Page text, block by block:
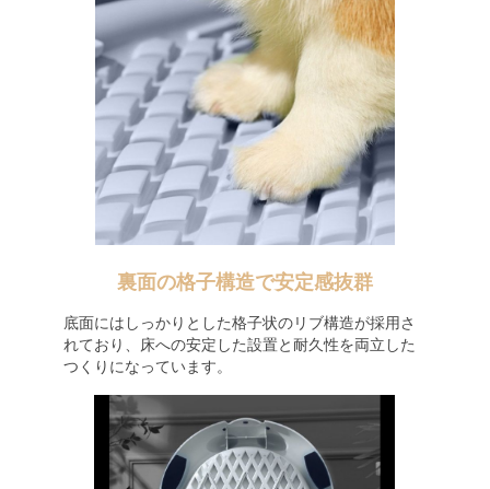
裏面の格子構造で安定感抜群
底面にはしっかりとした格子状のリブ構造が採用さ
れており、床への安定した設置と耐久性を両立した
つくりになっています。